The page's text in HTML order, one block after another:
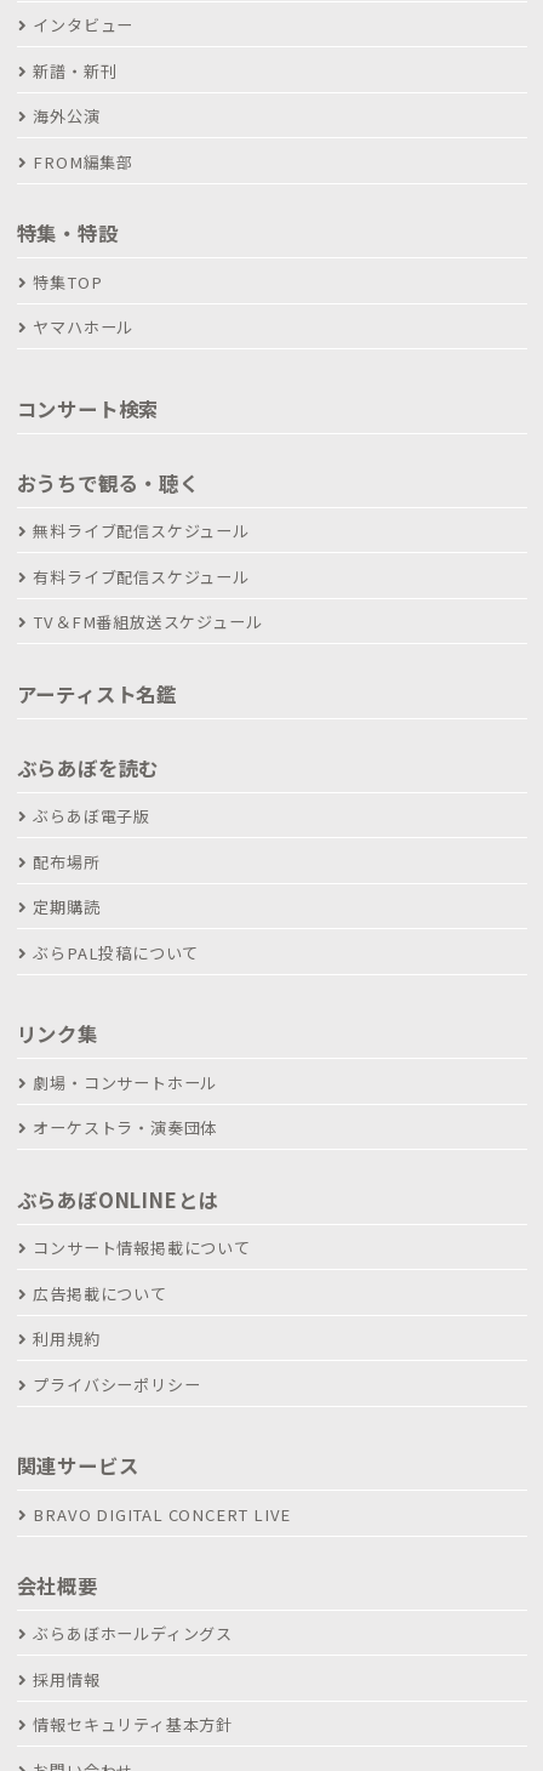
インタビュー
新譜・新刊
海外公演
FROM編集部
特集・特設
特集TOP
ヤマハホール
コンサート検索
おうちで観る・聴く
無料ライブ配信スケジュール
有料ライブ配信スケジュール
TV＆FM番組放送スケジュール
アーティスト名鑑
ぶらあぼを読む
ぶらあぼ電子版
配布場所
定期購読
ぶらPAL投稿について
リンク集
劇場・コンサートホール
オーケストラ・演奏団体
ぶらあぼONLINEとは
コンサート情報掲載について
広告掲載について
利用規約
プライバシーポリシー
関連サービス
BRAVO DIGITAL CONCERT LIVE
会社概要
ぶらあぼホールディングス
採用情報
情報セキュリティ基本方針